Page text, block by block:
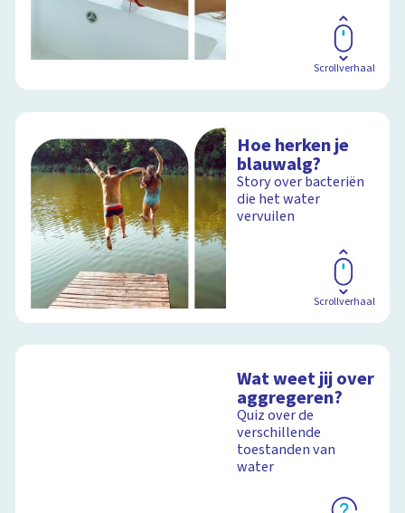
Schoolplaat
Scrollverhaal
Hoe herken je
blauwalg?
Story over bacteriën
die het water
vervuilen
Scrollverhaal
Wat weet jij over
aggregeren?
Quiz over de
verschillende
toestanden van
water